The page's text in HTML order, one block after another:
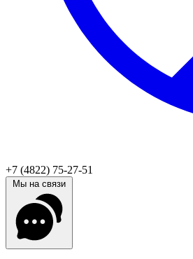
+7 (4822) 75-27-51
Мы на связи